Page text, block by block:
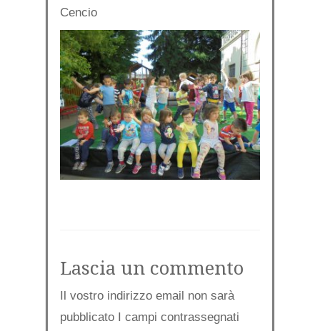
Cencio
Lascia un commento
Il vostro indirizzo email non sarà
pubblicato I campi contrassegnati